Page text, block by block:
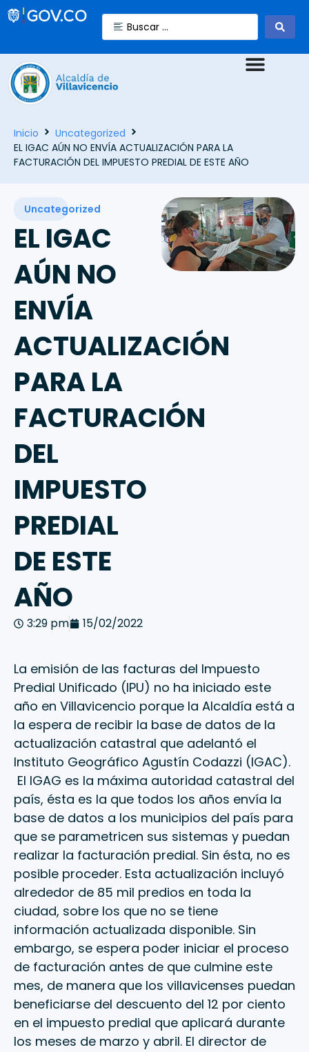
Inicio
Uncategorized
EL IGAC AÚN NO ENVÍA ACTUALIZACIÓN PARA LA
FACTURACIÓN DEL IMPUESTO PREDIAL DE ESTE AÑO
Uncategorized
EL IGAC
AÚN NO
ENVÍA
ACTUALIZACIÓN
PARA LA
FACTURACIÓN
DEL
IMPUESTO
PREDIAL
DE ESTE
AÑO
3:29 pm 15/02/2022
La emisión de las facturas del Impuesto
Predial Unificado (IPU) no ha iniciado este
año en Villavicencio porque la Alcaldía está a
la espera de recibir la base de datos de la
actualización catastral que adelantó el
Instituto Geográfico Agustín Codazzi (IGAC).
El IGAG es la máxima autoridad catastral del
país, ésta es la que todos los años envía la
base de datos a los municipios del país para
que se parametricen sus sistemas y puedan
realizar la facturación predial. Sin ésta, no es
posible proceder. Esta actualización incluyó
alrededor de 85 mil predios en toda la
ciudad, sobre los que no se tiene
información actualizada disponible. Sin
embargo, se espera poder iniciar el proceso
de facturación antes de que culmine este
mes, de manera que los villavicenses puedan
beneficiarse del descuento del 12 por ciento
en el impuesto predial que aplicará durante
los meses de marzo y abril. El director de